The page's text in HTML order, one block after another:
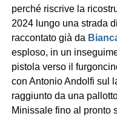
perché riscrive la
2024 lungo una strada
raccontato già da
esploso, in un
pistola verso il
con Antonio Andolfi sul
raggiunto da una
Minissale fino al pronto